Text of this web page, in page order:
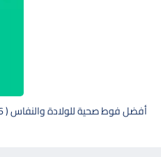
أفضل فوط صحية للولادة والنفاس ( 6 أنواع )